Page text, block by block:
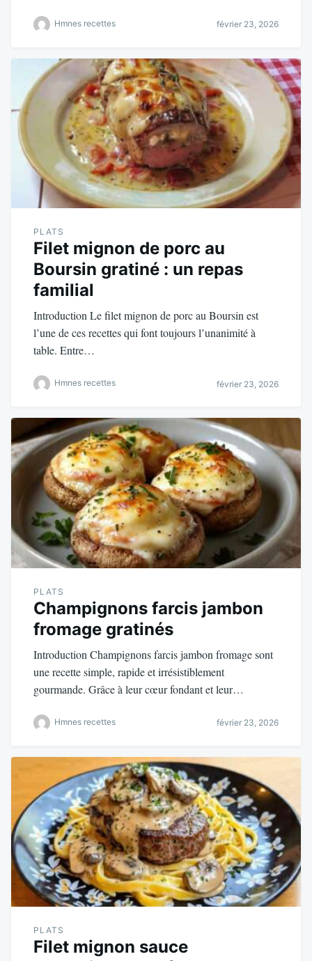
Hmnes recettes février 23, 2026
PLATS
Filet mignon de porc au
Boursin gratiné : un repas
familial
Introduction Le filet mignon de porc au Boursin est
l’une de ces recettes qui font toujours l’unanimité à
table. Entre…
Hmnes recettes février 23, 2026
PLATS
Champignons farcis jambon
fromage gratinés
Introduction Champignons farcis jambon fromage sont
une recette simple, rapide et irrésistiblement
gourmande. Grâce à leur cœur fondant et leur…
Hmnes recettes février 23, 2026
PLATS
Filet mignon sauce